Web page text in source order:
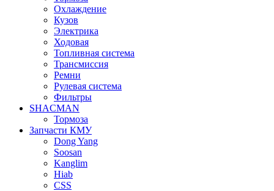
Охлаждение
Кузов
Электрика
Ходовая
Топливная система
Трансмиссия
Ремни
Рулевая система
Фильтры
SHACMAN
Тормоза
Запчасти КМУ
Dong Yang
Soosan
Kanglim
Hiab
CSS